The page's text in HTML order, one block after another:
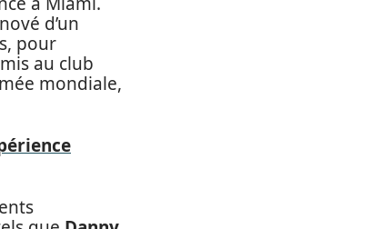
d’un
pour
au club
mondiale,